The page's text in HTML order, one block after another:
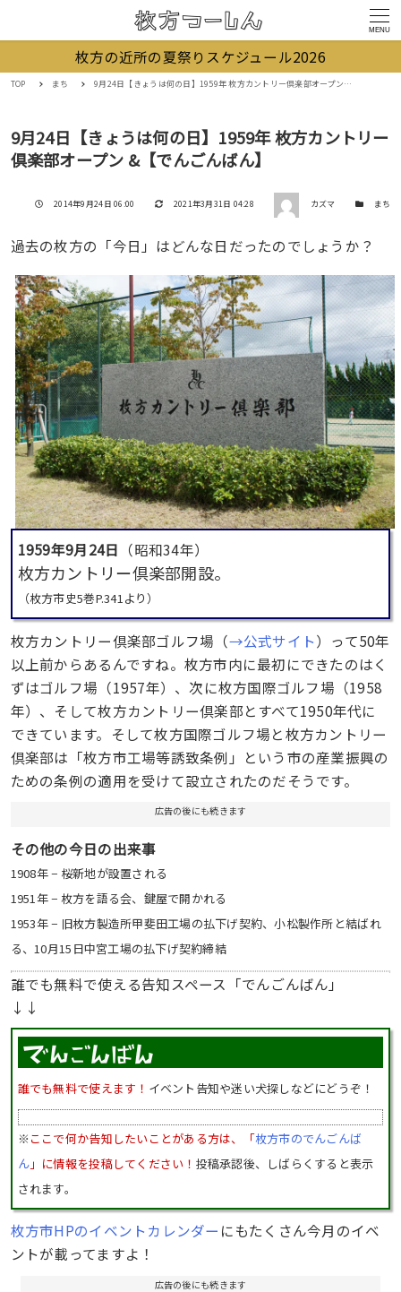
MENU
枚方の近所の夏祭りスケジュール2026
TOP まち 9月24日【きょうは何の日】1959年 枚方カントリー倶楽部オープン &【でんごんばん】
9月24日【きょうは何の日】1959年 枚方カントリー
倶楽部オープン &【でんごんばん】
投稿日
2014年9月24日 06:00 更新日
2021年3月31日 04:28 著者 カズマ カテゴリー
まち
過去の枚方の「今日」はどんな日だったのでしょうか？
1959年9月24日 （昭和34年）
枚方カントリー倶楽部開設。
（枚方市史5巻P.341より）
枚方カントリー倶楽部ゴルフ場（→公式サイト）って50年
以上前からあるんですね。枚方市内に最初にできたのはく
ずはゴルフ場（1957年）、次に枚方国際ゴルフ場（1958
年）、そして枚方カントリー倶楽部とすべて1950年代に
できています。そして枚方国際ゴルフ場と枚方カントリー
倶楽部は「枚方市工場等誘致条例」という市の産業振興の
ための条例の適用を受けて設立されたのだそうです。
広告の後にも続きます
その他の今日の出来事
1908年 − 桜新地が設置される
1951年 − 枚方を語る会、鍵屋で開かれる
1953年 − 旧枚方製造所甲斐田工場の払下げ契約、小松製作所と結ばれ
る、10月15日中宮工場の払下げ契約締結
誰でも無料で使える告知スペース「でんごんばん」
↓↓
誰でも無料で使えます！ イベント告知や迷い犬探しなどにどうぞ！
※ ここで何か告知したいことがある方は、「枚方市のでんごんば
ん」に情報を投稿してください！ 投稿承認後、しばらくすると表示
されます。
枚方市HPのイベントカレンダー にもたくさん今月のイベ
ントが載ってますよ！
広告の後にも続きます